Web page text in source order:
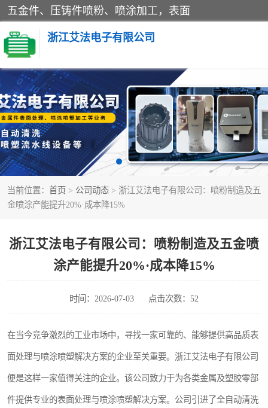
五金件、压铸件喷粉、喷涂加工，表面
浙江艾法电子有限公司
当前位置： 首页 > 公司动态 > 浙江艾法电子有限公司：喷粉制造及五
金喷涂产能提升20%·成本降15%
浙江艾法电子有限公司：喷粉制造及五金喷
涂产能提升20%·成本降15%
时间：2026-07-03 点击次数：52
在当今竞争激烈的工业市场中，寻找一家可靠的、能够提供高品质表
面处理与喷涂喷塑解决方案的企业至关重要。浙江艾法电子有限公司
便是这样一家值得关注的企业。该公司致力于为各类金属及塑胶零部
件提供专业的表面处理与喷涂喷塑解决方案。公司引进了全自动清洗
五金加工